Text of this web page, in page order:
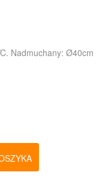
Nadmuchany: Ø40cm